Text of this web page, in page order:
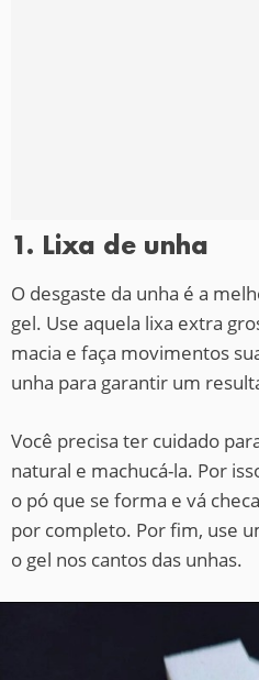
1. Lixa de unha
O desgaste da unha é a
gel. Use aquela lixa extra
macia e faça movimentos
unha para garantir um
Você precisa ter cuidado
natural e machucá-la. Por
o pó que se forma e vá
por completo. Por fim, use
o gel nos cantos das unhas.